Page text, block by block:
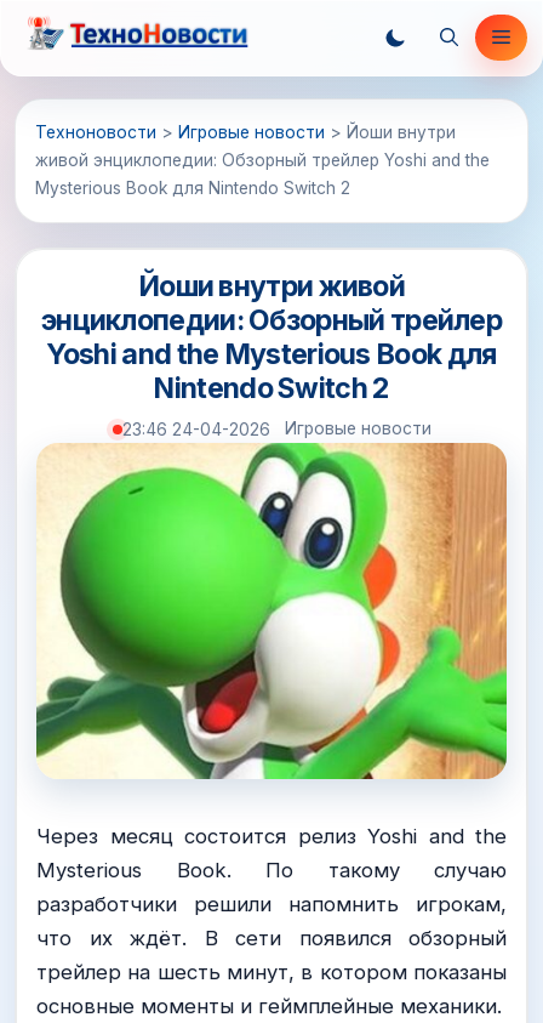
Перейти
содержимому
Техноновости > Игровые новости > Йоши внутри
живой энциклопедии: Обзорный трейлер Yoshi and the
Mysterious Book для Nintendo Switch 2
Йоши внутри живой
энциклопедии: Обзорный трейлер
Yoshi and the Mysterious Book для
Nintendo Switch 2
23:46 24-04-2026 Игровые новости
Через месяц состоится релиз Yoshi and the
Mysterious Book. По такому случаю
разработчики решили напомнить игрокам,
что их ждёт. В сети появился обзорный
трейлер на шесть минут, в котором показаны
основные моменты и геймплейные механики.